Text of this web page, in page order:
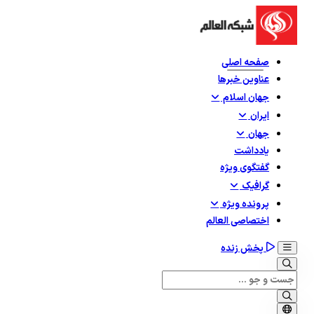
صفحه اصلی
عناوین خبرها
جهان اسلام
ایران
جهان
یادداشت
گفتگوی ویژه
گرافيک
پرونده ویژه
اختصاصی العالم
پخش زنده